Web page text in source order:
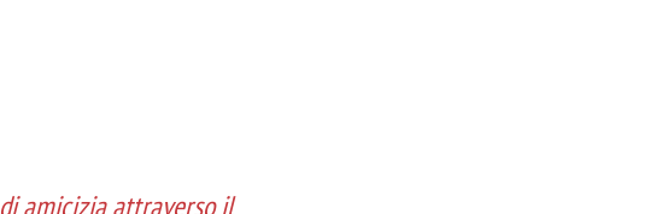
amicizia attraverso il